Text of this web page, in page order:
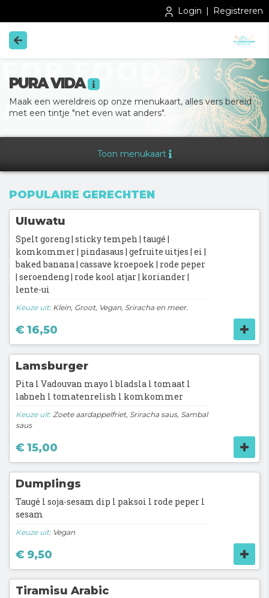
Login | Registreren
PURA VIDA
Oosterburen 36
PURA VIDA
Maak een wereldreis op onze menukaart, alles vers bereid
met een tintje "net even wat anders".
Toon menukaart
POPULAIRE GERECHTEN
Uluwatu
Spelt goreng | sticky tempeh | taugé |
komkommer | pindasaus | gefruite uitjes | ei |
baked banana | cassave kroepoek | rode peper
| seroendeng | rode kool atjar | koriander |
lente-ui
Keuze uit:Klein, Groot, Vegan, Sriracha en meer.
€ 16,50
Lamsburger
Pita l Vadouvan mayo l bladsla l tomaat l
labneh l tomatenrelish l komkommer
Keuze uit:Zoete aardappelfriet, Sriracha saus, Sambal
saus
€ 15,00
Dumplings
Taugé l soja-sesam dip l paksoi l rode peper l
sesam
Keuze uit:Vegan
€ 9,50
Tiramisu Arabic